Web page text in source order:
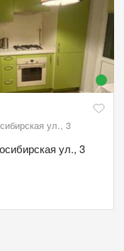
ул., 3
ул., 3